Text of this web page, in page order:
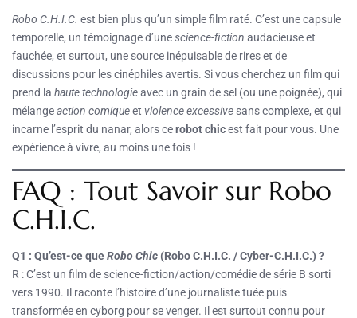
Robo C.H.I.C. est bien plus qu’un simple film raté. C’est une capsule
temporelle, un témoignage d’unescience-fiction audacieuse et
fauchée, et surtout, une source inépuisable de rires et de
discussions pour les cinéphiles avertis. Si vous cherchez un film qui
prend la haute technologieavec un grain de sel (ou une poignée), qui
mélangeaction comiqueet violence excessive sans complexe, et qui
incarne l’esprit du nanar, alors cerobot chicest fait pour vous. Une
expérience à vivre, au moins une fois !
FAQ : Tout Savoir sur Robo
C.H.I.C.
Q1 : Qu’est-ce queRobo Chic (Robo C.H.I.C. / Cyber-C.H.I.C.) ?
R : C’est un film de science-fiction/action/comédie de série B sorti
vers 1990. Il raconte l’histoire d’une journaliste tuée puis
transformée en cyborg pour se venger. Il est surtout connu pour